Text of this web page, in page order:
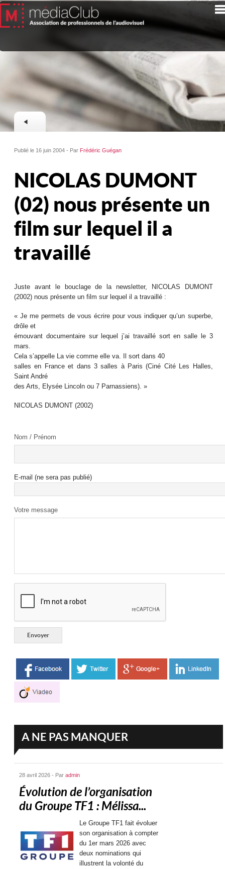
Publié le 16 juin 2004 - Par Frédéric Guégan
NICOLAS DUMONT
(02) nous présente un
film sur lequel il a
travaillé
Juste avant le bouclage de la newsletter, NICOLAS DUMONT
(2002) nous présente un film sur lequel il a travaillé :
« Je me permets de vous écrire pour vous indiquer qu’un superbe,
drôle et
émouvant documentaire sur lequel j’ai travaillé sort en salle le 3
mars.
Cela s’appelle La vie comme elle va. Il sort dans 40
salles en France et dans 3 salles à Paris (Ciné Cité Les Halles,
Saint André
des Arts, Elysée Lincoln ou 7 Parnassiens). »
NICOLAS DUMONT (2002)
Nom / Prénom
E-mail (ne sera pas publié)
Votre message
A NE PAS MANQUER
28 avril 2026 - Paradmin
Évolution de l’organisation
du Groupe TF1 : Mélissa...
Le Groupe TF1 fait évoluer
son organisation à compter
du 1er mars 2026 avec
deux nominations qui
illustrent la volonté du